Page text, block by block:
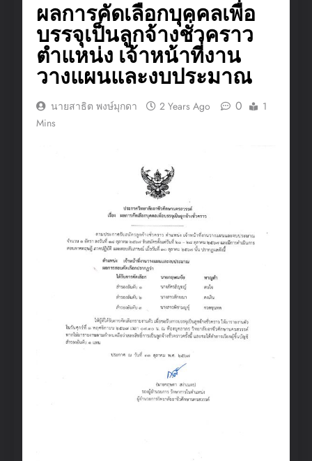
ผลการคัดเลือกบุคคลเพื่อ
บรรจุเป็นลูกจ้างชั่วคราว
ตำแหน่ง เจ้าหน้าที่งาน
วางแผนและงบประมาณ
นายสาธิต พงษ์มุกดา 2 Years Ago 0
1
Mins